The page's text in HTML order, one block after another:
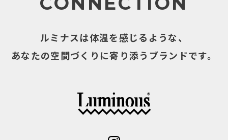
ルミナスは体温を感じるような、
あなたの空間づくりに寄り添うブランドです。